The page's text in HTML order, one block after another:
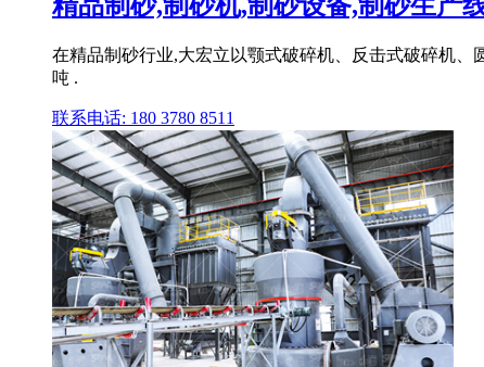
精品制砂,制砂机,制砂设备,制砂生产
在精品制砂行业,大宏立以颚式破碎机、反击式破碎机
吨 .
联系电话: 180 3780 8511